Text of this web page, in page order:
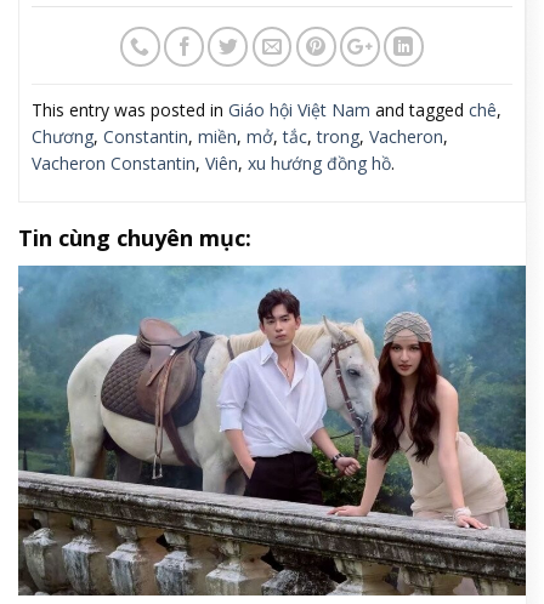
This entry was posted in Giáo hội Việt Nam and tagged chê,
Chương, Constantin, miền, mở,tắc,trong, Vacheron,
Vacheron Constantin, Viên, xu hướng đồng hồ.
Tin cùng chuyên mục: